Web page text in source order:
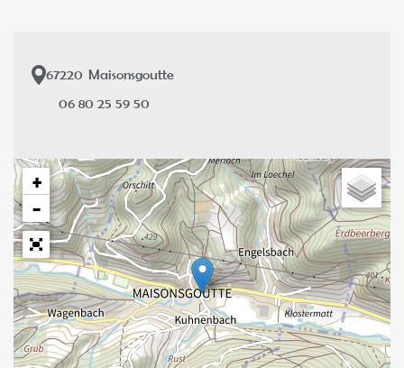
67220 Maisonsgoutte
06 80 25 59 50
+
−